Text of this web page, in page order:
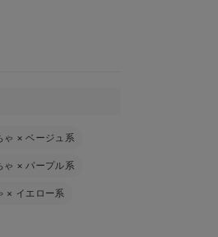
ゃ ×ベージュ系
ゃ × パープル系
× イエロー系